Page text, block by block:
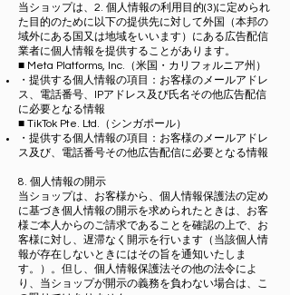
当ショップは、2. 個人情報の利用目的(3)に定められ
た目的のために以下の提供先に対して外国（本邦の
域外にある国又は地域をいいます）にある広告配信
業者に個人情報を提供することがあります。
■ Meta Platforms, Inc.（米国・カリフォルニア州）
・提供する個人情報の項目：お客様のメールアドレ
ス、電話番号、IPアドレス及び氏名その他広告配信
に必要となる情報
■ TikTok Pte. Ltd.（シンガポール）
・提供する個人情報の項目：お客様のメールアドレ
ス及び、電話番号その他広告配信に必要となる情報
8. 個人情報の開示
当ショップは、お客様から、個人情報保護法の定め
に基づき個人情報の開示を求められたときは、お客
様ご本人からのご請求であることを確認の上で、お
客様に対し、遅滞なく開示を行います（当該個人情
報が存在しないときにはその旨を通知いたしま
す。）。但し、個人情報保護法その他の法令によ
り、当ショップが開示の義務を負わない場合は、こ